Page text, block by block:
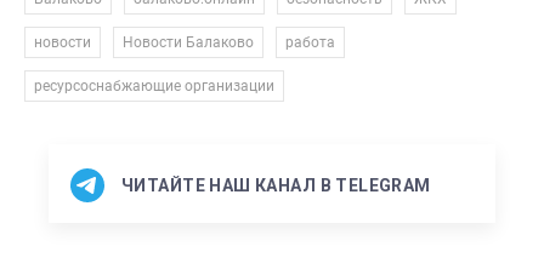
новости Новости Балаково работа
ресурсоснабжающие организации
ЧИТАЙТЕ НАШ КАНАЛ В TELEGRAM